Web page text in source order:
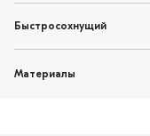
Быстросохнущий
Материалы